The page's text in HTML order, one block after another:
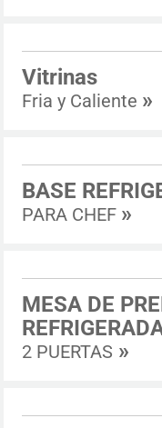
Vitrinas
Fria y Caliente »
BASE
PARA CHEF »
MESA DE
2 PUERTAS »